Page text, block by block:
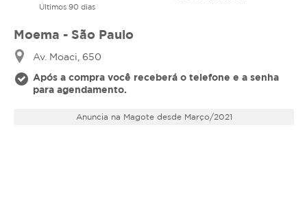
Últimos 90 dias
Moema - São Paulo
Av. Moaci, 650
Após a compra você receberá o telefone e a senha
para agendamento.
Anuncia na Magote desde Março/2021